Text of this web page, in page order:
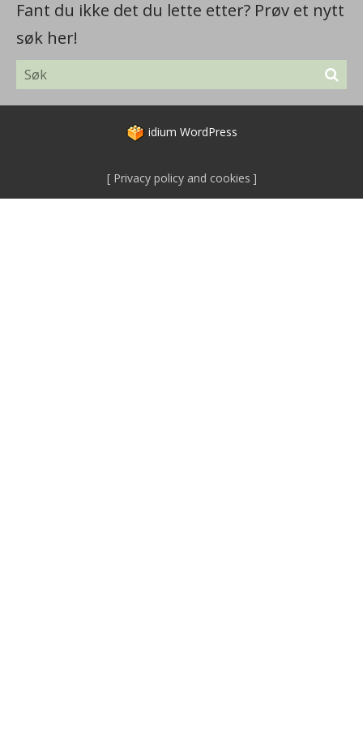
Fant du ikke det du lette etter? Prøv et nytt
søk her!
idium WordPress
Privacy policy and cookies